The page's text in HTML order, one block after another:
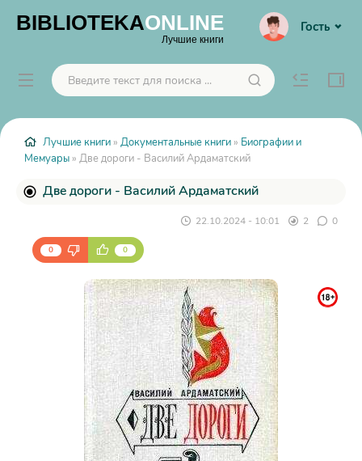
BIBLIOTEKAONLINE
Лучшие книги
Гость
Лучшие книги » Документальные книги » Биографии и
Мемуары » Две дороги - Василий Ардаматский
Две дороги - Василий Ардаматский
22.10.2024 - 10:01 2 0
0 0